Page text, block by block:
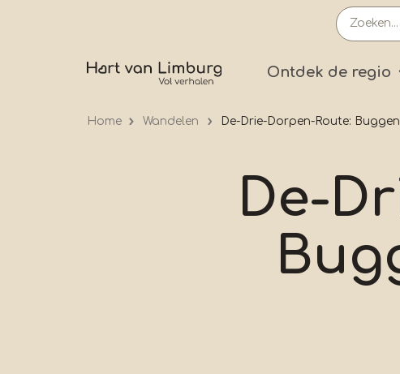
Primary
Ontdek de regio
Home Wandelen De-Drie-Dorpen-Route:
De-